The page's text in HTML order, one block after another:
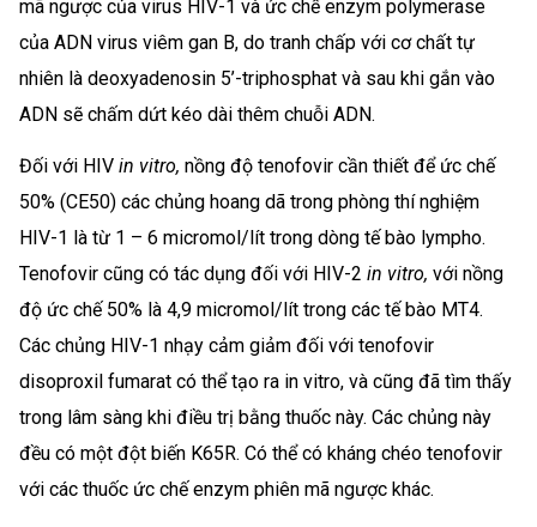
mã ngược của virus HIV-1 và ức chế enzym polymerase
của ADN virus viêm gan B, do tranh chấp với cơ chất tự
nhiên là deoxyadenosin 5’-triphosphat và sau khi gắn vào
ADN sẽ chấm dứt kéo dài thêm chuỗi ADN.
Đối với HIV in vitro, nồng độ tenofovir cần thiết để ức chế
50% (CE50) các chủng hoang dã trong phòng thí nghiệm
HIV-1 là từ 1 – 6 micromol/lít trong dòng tế bào lympho.
Tenofovir cũng có tác dụng đối với HIV-2 in vitro, với nồng
độ ức chế 50% là 4,9 micromol/lít trong các tế bào MT4.
Các chủng HIV-1 nhạy cảm giảm đối với tenofovir
disoproxil fumarat có thể tạo ra in vitro, và cũng đã tìm thấy
trong lâm sàng khi điều trị bằng thuốc này. Các chủng này
đều có một đột biến K65R. Có thể có kháng chéo tenofovir
với các thuốc ức chế enzym phiên mã ngược khác.